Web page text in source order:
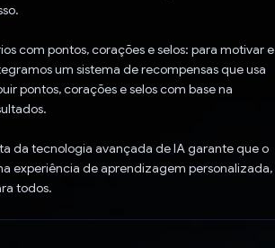
com pontos, corações e selos: para motivar e
um sistema de recompensas que usa
pontos, corações e selos com base na
da tecnologia avançada de IA garante que o
experiência de aprendizagem personalizada,
todos.